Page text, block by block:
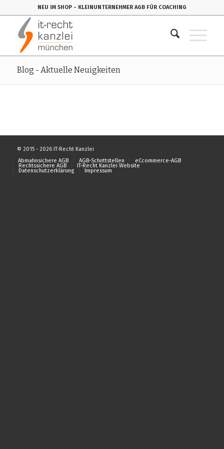
NEU IM SHOP - KLEINUNTERNEHMER AGB FÜR COACHING
Blog - Aktuelle Neuigkeiten
© 2015 - 2026 IT-Recht Kanzlei
Abmahnsichere AGB
AGB-Schnttstellen eCcommerce-AGB
Rechtssichere AGB IT-Recht Kanzlei Website
Datenschutzerklärung Impressum